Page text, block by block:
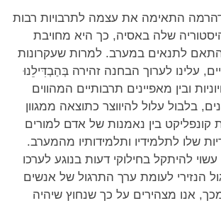
התאימה את עצמה לתרבויות רבות
שלה באסיה, כך היא מחויבת
לתנאים במערב. למרות שעקרונות
עלינו לערוך הבחנה זהירה בְּהַבְדִּילֵנוּ
ובין מאפיינים תרבותיים המהווים
בלבול עלול להיווצר כתוצאה ממגוון
קונפליקט בין נאמנות של אדם למורים
שלו לתלמידיו ותלמידותיו מהמערב.
להיתקל בחילוקי דעות בנוגע לערכו
הנזירי לעומת ערך התרגול של אנשים
אנו מצהירים על כך שנחוץ שיהיה